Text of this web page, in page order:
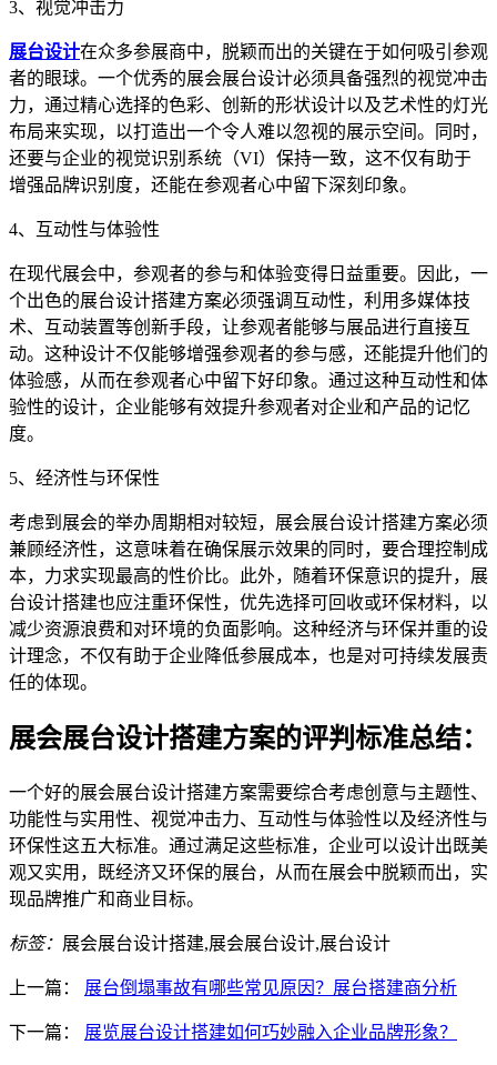
3、视觉冲击力
展台设计在众多参展商中，脱颖而出的关键在于如何吸引参观
者的眼球。一个优秀的展会展台设计必须具备强烈的视觉冲击
力，通过精心选择的色彩、创新的形状设计以及艺术性的灯光
布局来实现，以打造出一个令人难以忽视的展示空间。同时，
还要与企业的视觉识别系统（VI）保持一致，这不仅有助于
增强品牌识别度，还能在参观者心中留下深刻印象。
4、互动性与体验性
在现代展会中，参观者的参与和体验变得日益重要。因此，一
个出色的展台设计搭建方案必须强调互动性，利用多媒体技
术、互动装置等创新手段，让参观者能够与展品进行直接互
动。这种设计不仅能够增强参观者的参与感，还能提升他们的
体验感，从而在参观者心中留下好印象。通过这种互动性和体
验性的设计，企业能够有效提升参观者对企业和产品的记忆
度。
5、经济性与环保性
考虑到展会的举办周期相对较短，展会展台设计搭建方案必须
兼顾经济性，这意味着在确保展示效果的同时，要合理控制成
本，力求实现最高的性价比。此外，随着环保意识的提升，展
台设计搭建也应注重环保性，优先选择可回收或环保材料，以
减少资源浪费和对环境的负面影响。这种经济与环保并重的设
计理念，不仅有助于企业降低参展成本，也是对可持续发展责
任的体现。
展会展台设计搭建方案的评判标准总结：
一个好的展会展台设计搭建方案需要综合考虑创意与主题性、
功能性与实用性、视觉冲击力、互动性与体验性以及经济性与
环保性这五大标准。通过满足这些标准，企业可以设计出既美
观又实用，既经济又环保的展台，从而在展会中脱颖而出，实
现品牌推广和商业目标。
标签： 展会展台设计搭建,展会展台设计,展台设计
上一篇： 展台倒塌事故有哪些常见原因？展台搭建商分析
下一篇： 展览展台设计搭建如何巧妙融入企业品牌形象？